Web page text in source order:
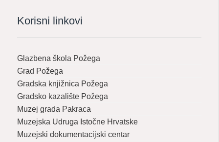
Korisni linkovi
Glazbena škola Požega
Grad Požega
Gradska knjižnica Požega
Gradsko kazalište Požega
Muzej grada Pakraca
Muzejska Udruga Istočne Hrvatske
Muzejski dokumentacijski centar